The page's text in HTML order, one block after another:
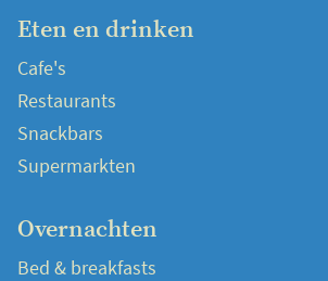
Eten en drinken
Cafe's
Restaurants
Snackbars
Supermarkten
Overnachten
Bed & breakfasts